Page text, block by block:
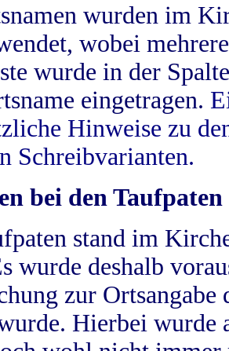
wurden im
wobei
wurde in der
eingetragen.
Hinweise zu
Schreibvarianten.
bei den Taufpaten
stand im
wurde deshalb
zur
Hierbei wurde